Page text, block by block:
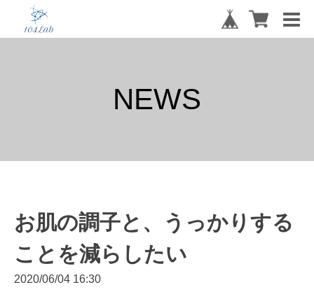
NEWS
お肌の調子と、うっかりする
ことを減らしたい
2020/06/04 16:30